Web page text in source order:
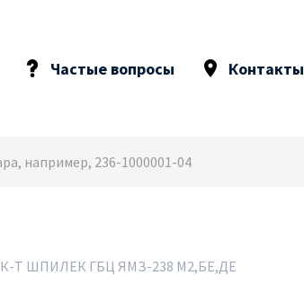
Частые вопросы Контакты
К-Т ШПИЛЕК ГБЦ ЯМЗ-238 М2,БЕ,ДЕ